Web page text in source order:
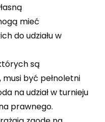
mieć
do udziału w
są
musi być pełnoletni
na udział w turnieju
prawnego.